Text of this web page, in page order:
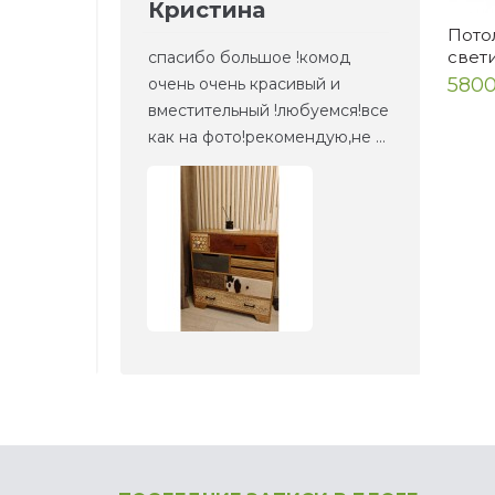
Кристина
спасибо большое !комод
очень очень красивый и
вместительный !любуемся!все
как на фото!рекомендую,не ...
Это